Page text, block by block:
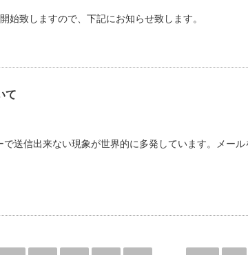
始致しますので、下記にお知らせ致します。
て
送信出来ない現象が世界的に多発しています。メール